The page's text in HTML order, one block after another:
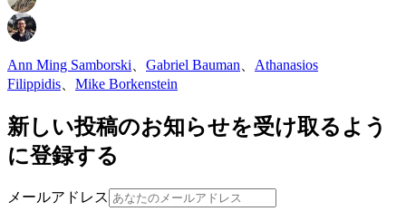
Ann Ming Samborski Gabriel Bauman
Athanasios
Filippidis
Mike Borkenstein
新しい投稿のお知らせを受け取るよう
に登録する
メールアドレス